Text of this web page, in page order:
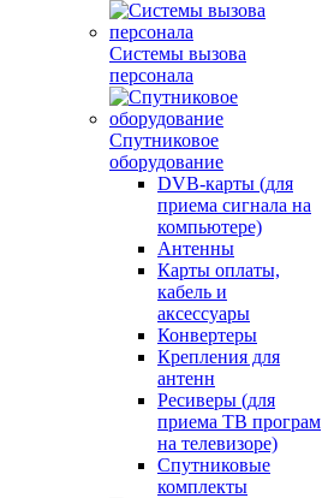
Системы вызова
персонала
Спутниковое
оборудование
DVB-карты (для
приема сигнала на
компьютере)
Антенны
Карты оплаты,
кабель и
аксессуары
Конвертеры
Крепления для
антенн
Ресиверы (для
приема ТВ програм
на телевизоре)
Спутниковые
комплекты